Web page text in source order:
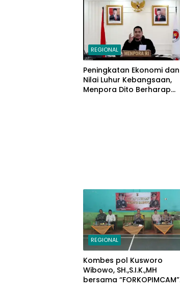
REGIONAL
Peningkatan Ekonomi dan
Nilai Luhur Kebangsaan,
Menpora Dito Berharap
REGIONAL
Kombes pol Kusworo
Wibowo, SH.,S.I.K.,MH
bersama “FORKOPIMCAM”